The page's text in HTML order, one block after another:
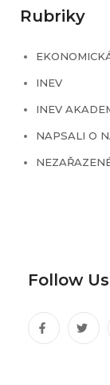
Rubriky
INEV
INEV
NAPSALI O
Follow Us